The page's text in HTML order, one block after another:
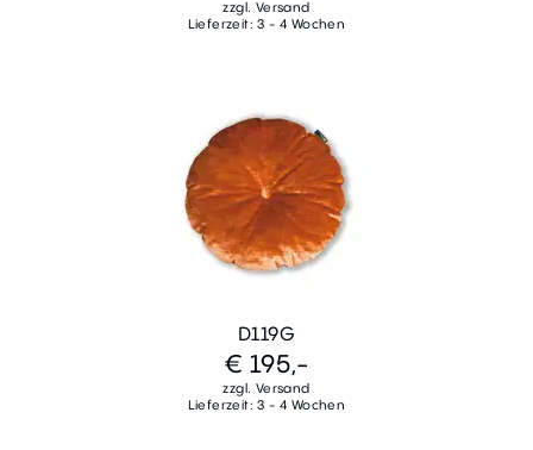
zzgl. Versand
Lieferzeit: 3 - 4 Wochen
D119G
€ 195,-
zzgl. Versand
Lieferzeit: 3 - 4 Wochen